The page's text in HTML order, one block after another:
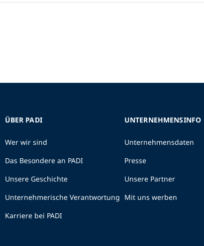
ÜBER PADI
Wer wir sind
Das Besondere an PADI
Unsere Geschichte
Unternehmerische Verantwortung
Karriere bei PADI
UNTERNEHMENSINFO
Unternehmensdaten
Presse
Unsere Partner
Mit uns werben